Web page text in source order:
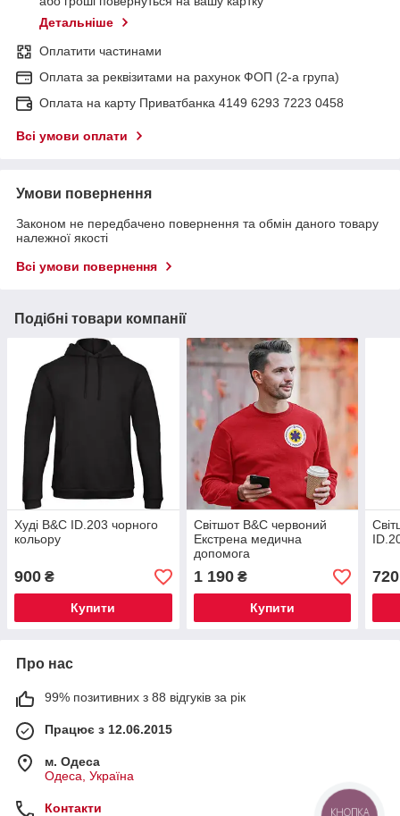
Детальніше
Оплатити частинами
Оплата за реквізитами на рахунок ФОП (2-а група)
Оплата на карту Приватбанка 4149 6293 7223 0458
Всі умови оплати
Умови повернення
Законом не передбачено повернення та обмін даного товару
належної якості
Всі умови повернення
Подібні товари компанії
Худі B&C ID.203 чорного
кольору
900 ₴
Купити
Світшот B&C червоний
Екстрена медична
допомога
1 190₴
Купити
720
Про нас
99% позитивних з 88 відгуків за рік
Працює з 12.06.2015
м. Одеса
Одеса, Україна
Контакти КНОПКА